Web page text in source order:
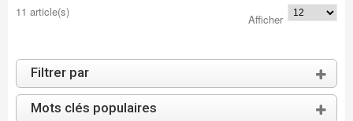
11 article(s)
Afficher
Filtrer par
Mots clés populaires